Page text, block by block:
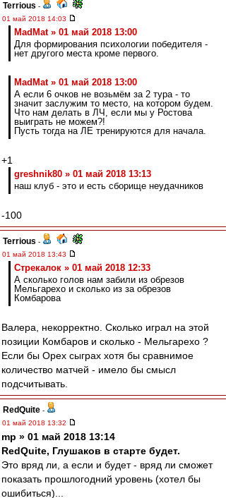
Terrious -
01 май 2018 14:03
MadMat » 01 май 2018 13:00
Для формирования психологии победителя -
нет другого места кроме первого.
MadMat » 01 май 2018 13:00
А если 6 очков не возьмём за 2 тура - то
значит заслужим то место, на котором будем.
Что нам делать в ЛЧ, если мы у Ростова
выиграть не можем?!
Пусть тогда на ЛЕ тренируются для начала.
+1
greshnik80 » 01 май 2018 13:13
наш клуб - это и есть сборище неудачников
-100
Terrious -
01 май 2018 13:43
Стрекалок » 01 май 2018 12:33
А сколько голов нам забили из обрезов
Мельгарехо и сколько из за обрезов
Комбарова
Валера, некорректно. Сколько играл на этой
позиции Комбаров и сколько - Мельгарехо ?
Если бы Орех сыграх хотя бы сравнимое
количество матчей - имело бы смысл
подсчитывать.
RedQuite -
01 май 2018 13:32
mp » 01 май 2018 13:14
RedQuite, Глушаков в старте будет.
Это вряд ли, а если и будет - вряд ли сможет
показать прошлогодний уровень (хотел бы
ошибиться)...